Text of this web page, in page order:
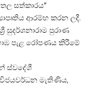
සත්කාරය”
ආරම්භ කරන ලදී.
පුරාණ
පැළ රෝපණය කිරීමේ
ස්වදේශී
මැතිණිය,